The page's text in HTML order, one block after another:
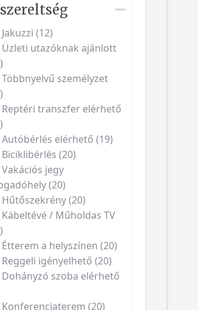
Jakuzzi (12)
Üzleti utazóknak ajánlott
Többnyelvű személyzet
Reptéri transzfer elérhető
Autóbérlés elérhető (19)
Biciklibérlés (20)
Vakációs jegy
(20)
Hűtőszekrény (20)
Kábeltévé / Műholdas TV
Étterem a helyszínen (20)
Reggeli igényelhető (20)
Dohányzó szoba elérhető
Konferenciaterem (20)